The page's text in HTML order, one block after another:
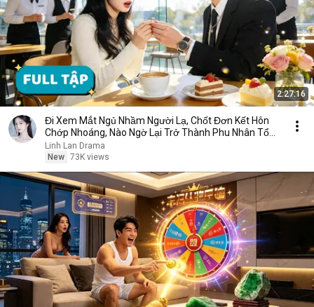
2:27:16
Đi Xem Mắt Ngủ Nhầm Người Lạ, Chốt Đơn Kết Hôn
Chớp Nhoáng, Nào Ngờ Lại Trở Thành Phu Nhân Tổng
Tài
Linh Lan Drama
New 73K views